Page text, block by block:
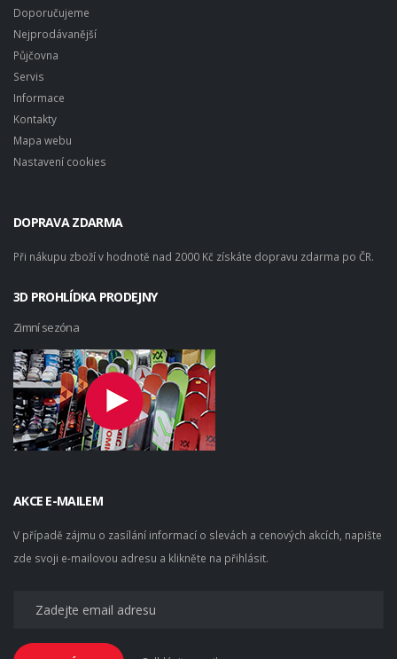
Doporučujeme
Nejprodávanější
Půjčovna
Servis
Informace
Kontakty
Mapa webu
Nastavení cookies
DOPRAVA ZDARMA
Při nákupu zboží v hodnotě nad 2000 Kč získáte dopravu zdarma po ČR.
3D PROHLÍDKA PRODEJNY
Zimní sezóna
AKCE E-MAILEM
V případě zájmu o zasílání informací o slevách a cenových akcích, napište
zde svoji e-mailovou adresu a klikněte na přihlásit.